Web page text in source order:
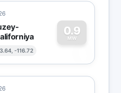
-116.72
0.9
MW
0